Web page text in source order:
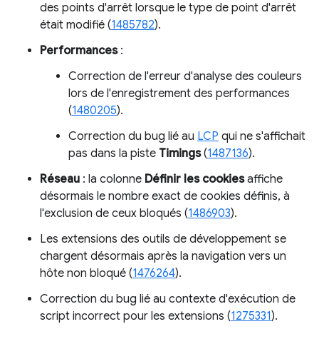
des points d'arrêt lorsque le type de point d'arrêt
était modifié (1485782).
Performances:
Correction de l'erreur d'analyse des couleurs
lors de l'enregistrement des performances
(1480205).
Correction du bug lié au LCP qui ne s'affichait
pas dans la piste Timings(1487136).
Réseau : la colonne Définir les cookiesaffiche
désormais le nombre exact de cookies définis, à
l'exclusion de ceux bloqués (1486903).
Les extensions des outils de développement se
chargent désormais après la navigation vers un
hôte non bloqué (1476264).
Correction du bug lié au contexte d'exécution de
script incorrect pour les extensions (1275331).